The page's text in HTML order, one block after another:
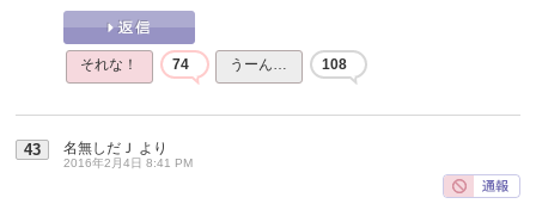
それな！ 74 うーん… 108
43 名無しだＪ より
2016年2月4日 8:41 PM